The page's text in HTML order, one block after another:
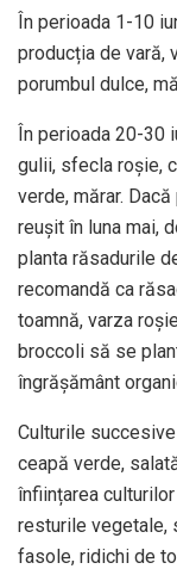
În perioada 1-10
producția de vară,
porumbul dulce,
În perioada 20-30
gulii, sfecla roșie,
verde, mărar.
reușit în luna mai,
planta răsadurile
recomandă ca
toamnă, varza
broccoli să se
îngrășământ
Culturile
ceapă verde,
înființarea
resturile vegetale,
fasole, ridichi de